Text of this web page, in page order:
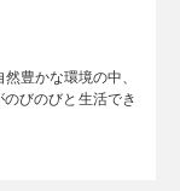
豊かな環境の中、
びのびと生活でき